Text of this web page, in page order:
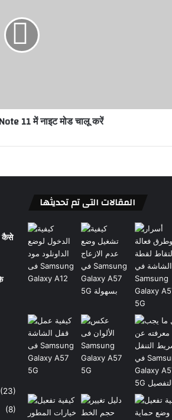
11 में नाइट मोड चालू करें
कैसे
(23)
(8)
المقالات التى تم تحديثها